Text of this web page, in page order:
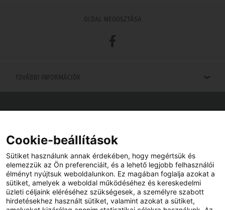
OLDAL MEGOSZTÁSA
Facebook
TOVÁBBI INFORMÁCIÓK
Viszonteladót keres az Ön közelében? Nem probléma.
Cookie-beállítások
Sütiket használunk annak érdekében, hogy megértsük és
elemezzük az Ön preferenciáit, és a lehető legjobb felhasználói
élményt nyújtsuk weboldalunkon. Ez magában foglalja azokat a
sütiket, amelyek a weboldal működéséhez és kereskedelmi
üzleti céljaink eléréséhez szükségesek, a személyre szabott
hirdetésekhez használt sütiket, valamint azokat a sütiket,